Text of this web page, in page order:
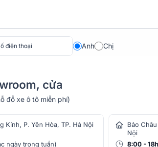
Anh Chị
cửa
đỗ xe ô tô miễn phí)
Kính, P. Yên Hòa, TP. Hà Nội
ngày trong tuần)
Bảo
Nội
8:00 -